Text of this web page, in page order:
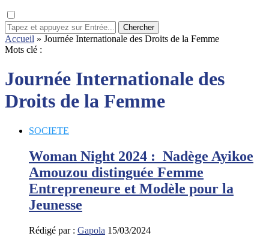
Chercher
Accueil » Journée Internationale des Droits de la Femme
Mots clé :
Journée Internationale des
Droits de la Femme
SOCIETE
Woman Night 2024 : Nadège Ayikoe
Amouzou distinguée Femme
Entrepreneure et Modèle pour la
Jeunesse
Rédigé par : Gapola 15/03/2024